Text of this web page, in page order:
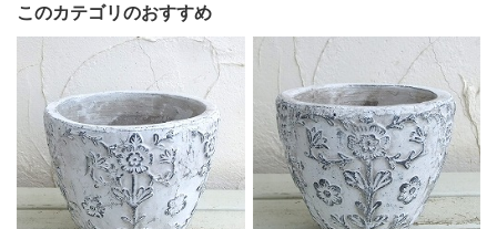
このカテゴリのおすすめ